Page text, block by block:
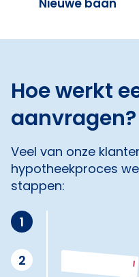
Nieuwe baan
Hoe werkt
aanvragen?
Veel van onze
hypotheekproces
stappen:
1
2